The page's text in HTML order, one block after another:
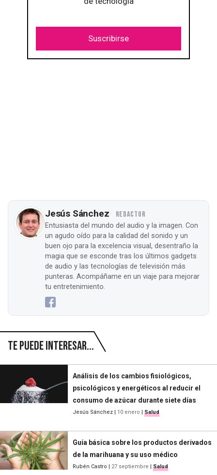
Suscribirse
Jesús Sánchez REDACTOR
Entusiasta del mundo del audio y la imagen. Con
un agudo oído para la calidad del sonido y un
buen ojo para la excelencia visual, desentraño la
magia que se esconde tras los últimos gadgets
de audio y las tecnologías de televisión más
punteras. Acompáñame en un viaje para mejorar
tu entretenimiento.
Te puede interesar...
Análisis de los cambios fisiológicos,
psicológicos y energéticos al reducir el
consumo de azúcar durante siete días
Jesús Sánchez 10 enero Salud
Guía básica sobre los productos derivados
de la marihuana y su uso médico
Rubén Castro 27 septiembre Salud